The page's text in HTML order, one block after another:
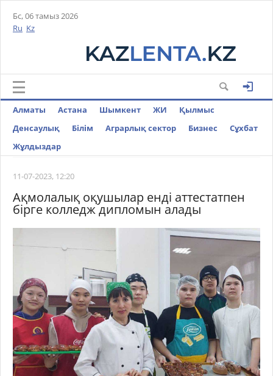
Бс, 06 тамыз 2026
Ru Kz
Алматы Астана Шымкент ЖИ
Қылмыс
Денсаулық
Білім Аграрлық сектор Бизнес
Cұхбат
Жұлдыздар
11-07-2023, 12:20
Ақмолалық оқушылар енді аттестатпен
бірге колледж дипломын алады